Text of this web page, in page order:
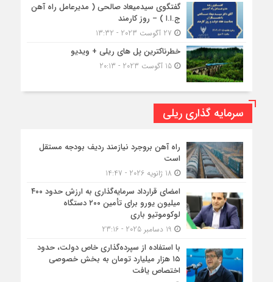
گفتگوی سیدمیعاد صالحی ( مدیرعامل راه آهن
ج.ا.ا ) – روز کارمند
خطرناکترین پل های ریلی + ویدیو
15 آگوست 2023 - 20:13
سرمایه گذاری ریلی
راه آهن بروجرد نیازمند ردیف بودجه مستقل
است
امضای قرارداد سرمایه‌گذاری به ارزش حدود ۴۰۰
میلیون یورو برای تأمین ۲۰۰ دستگاه
لوکوموتیو باری
با استفاده از سپرده‌گذاری خاص دولت، حدود
۱۵ هزار میلیارد تومان به بخش خصوصی
اختصاص یافت